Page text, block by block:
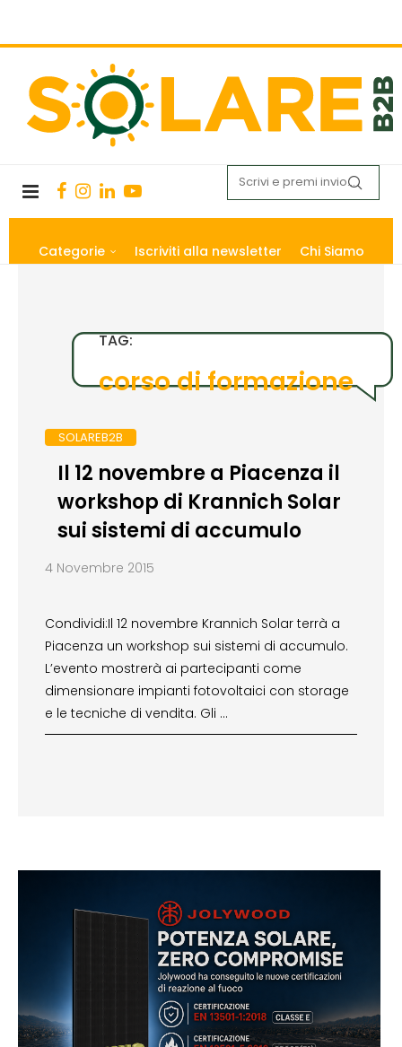
Categorie Iscriviti alla newsletter Chi Siamo
TAG:
corso di formazione
SOLAREB2B
Il 12 novembre a Piacenza il
workshop di Krannich Solar
sui sistemi di accumulo
4 Novembre 2015
Condividi:Il 12 novembre Krannich Solar terrà a
Piacenza un workshop sui sistemi di accumulo.
L’evento mostrerà ai partecipanti come
dimensionare impianti fotovoltaici con storage
e le tecniche di vendita. Gli …